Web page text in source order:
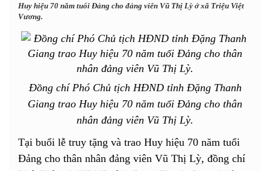
Huy hiệu 70 năm tuổi Đảng cho đảng viên Vũ Thị Lỳ ở xã Triệu Việt
Vương.
Đồng chí Phó Chủ tịch HĐND tỉnh Đặng Thanh
Giang trao Huy hiệu 70 năm tuổi Đảng cho thân
nhân đảng viên Vũ Thị Lỳ.
Tại buổi lễ truy tặng và trao Huy hiệu 70 năm tuổi
Đảng cho thân nhân đảng viên Vũ Thị Lỳ, đồng chí